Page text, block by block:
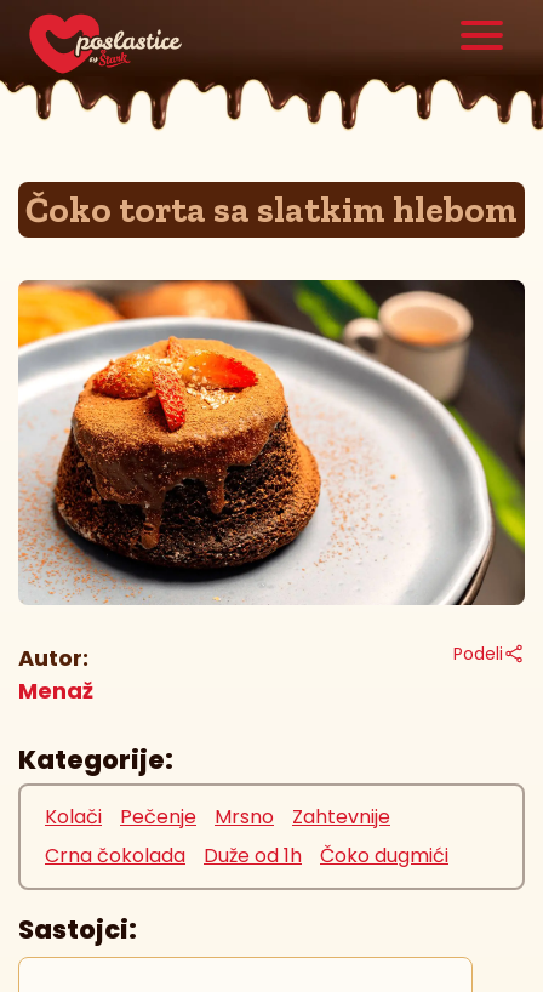
Čoko torta sa slatkim hlebom
Autor:
Menaž
Podeli
Kategorije:
Kolači Pečenje Mrsno
Zahtevnije
Crna čokolada
Duže od 1h Čoko dugmići
Sastojci: